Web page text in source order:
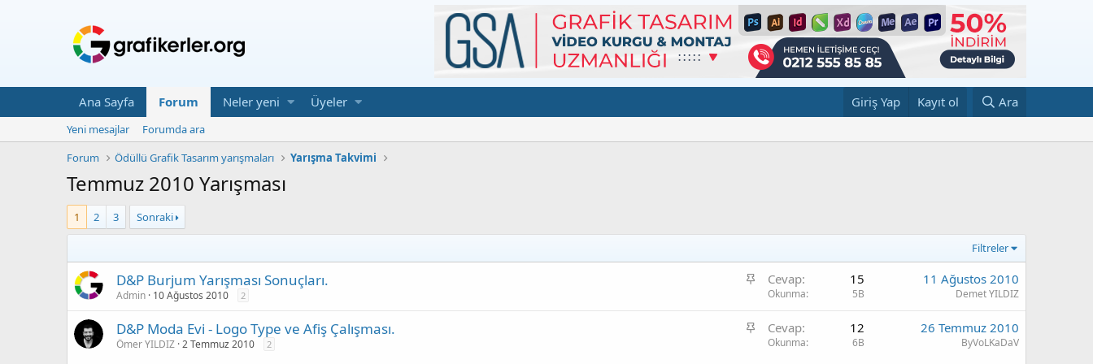
Ana Sayfa Forum Neler yeni Üyeler Giriş Yap Kayıt ol Ara
Yeni mesajlar
Forumda ara
Forum
Ödüllü Grafik Tasarım yarışmaları Yarışma Takvimi
Temmuz 2010 Yarışması
1 2 3 Sonraki
Filtreler
Ö
ç
D&P Burjum Yarışması Sonuçları.
Admin 10 Ağustos 2010 2
Cevap 15
Okunma 5B
11 Ağustos 2010
Demet YILDIZ
Ö
D&P Moda Evi - Logo Type ve Afiş Çalışması.
Ömer YILDIZ 2 Temmuz 2010 2
Cevap 12
Okunma 6B
26 Temmuz 2010
ByVoLKaDaV